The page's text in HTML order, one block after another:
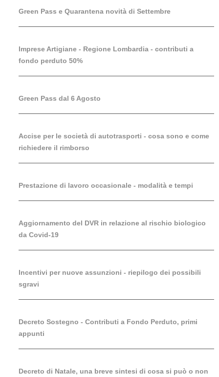
Green Pass e Quarantena novità di Settembre
Imprese Artigiane - Regione Lombardia - contributi a
fondo perduto 50%
Green Pass dal 6 Agosto
Accise per le società di autotrasporti - cosa sono e come
richiedere il rimborso
Prestazione di lavoro occasionale - modalità e tempi
Aggiornamento del DVR in relazione al rischio biologico
da Covid-19
Incentivi per nuove assunzioni - riepilogo dei possibili
sgravi
Decreto Sostegno - Contributi a Fondo Perduto, primi
appunti
Decreto di Natale, una breve sintesi di cosa si può o non